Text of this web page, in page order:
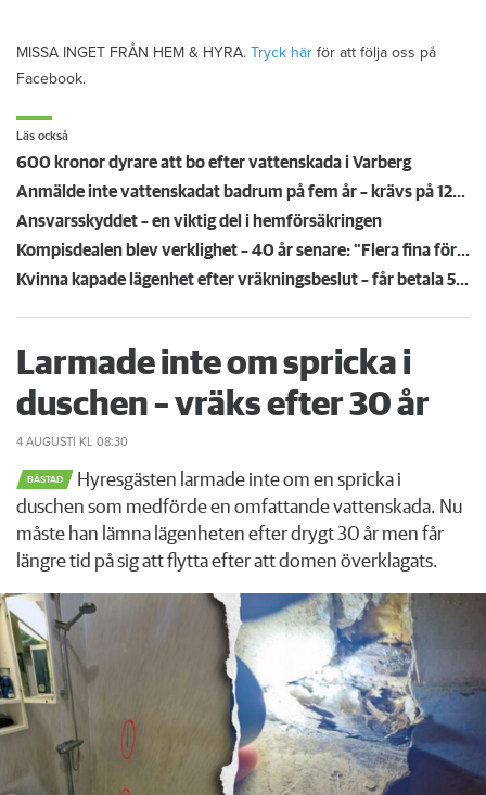
MISSA INGET FRÅN HEM & HYRA. Tryck här för att följa oss på
Facebook.
Läs också
600 kronor dyrare att bo efter vattenskada i Varberg
Anmälde inte vattenskadat badrum på fem år – krävs på 125 000 kronor
Ansvarsskyddet – en viktig del i hemförsäkringen
Kompisdealen blev verklighet – 40 år senare: "Flera fina fördelar med att dela bostad"
Kvinna kapade lägenhet efter vräkningsbeslut – får betala 50 000
Larmade inte om spricka i
duschen – vräks efter 30 år
4 AUGUSTI KL 08:30
BÅSTAD
Hyresgästen larmade inte om en spricka i
duschen som medförde en omfattande vattenskada. Nu
måste han lämna lägenheten efter drygt 30 år men får
längre tid på sig att flytta efter att domen överklagats.